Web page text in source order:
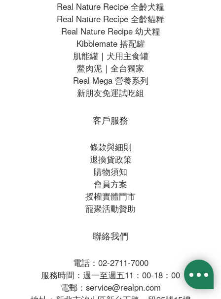
Real Nature Recipe 全齡犬糧
Real Nature Recipe 全齡貓糧
Real Nature Recipe 幼犬糧
Kibblemate 搭配罐
肌能罐｜犬用主食罐
鱉肉泥｜全台獨家
Real Mega 營養系列
新朋友免運試吃組
客戶服務
條款與細則
退換貨政策
購物須知
會員方案
授權實體門市
寵聚活動贊助
聯絡我們
電話：02-2711-7000
服務時間：週一至週五11：00-18：00
電郵：service@realpn.com